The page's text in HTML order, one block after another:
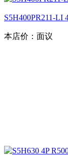
S5H400PR211-LI
本店价： 面议